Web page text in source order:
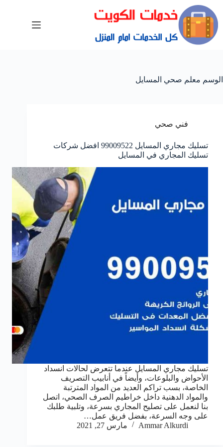
الوسم معلم صحي المسايل
فني صحي
تسليك مجاري المسايل 99009522 افضل شركات
تسليك المجاري في المسايل
تسليك مجاري المسايل عندما تتعرض لحالات انسداد
الأحواض والبلوعات، وأيضاً في أنابيب التصريف
الخاصة، بسب تراكم العديد من المواد المترتبة
والمواد الدهنية داخل خراطيم الصرف الصحي، اتصل
بنا لنعمل على تصليح المجاري بسرعة، وتلبية طلبك
على وجه السرعة، بفضل فريق عمل…
Ammar Alkurdi
مارس 27, 2021